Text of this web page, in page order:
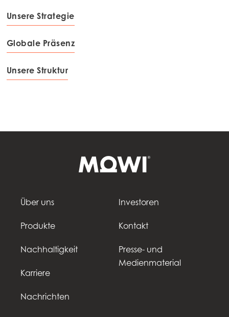
Unsere Strategie
Globale Präsenz
Unsere Struktur
Über uns
Produkte
Nachhaltigkeit
Karriere
Nachrichten
Investoren
Kontakt
Presse- und
Medienmaterial